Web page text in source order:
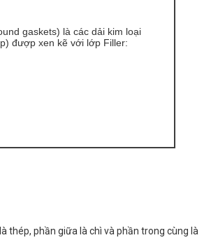
gaskets) là các dải kim loại
đượp xen kẽ với lớp Filler:
thép, phần giữa là chì và phần trong cùng là